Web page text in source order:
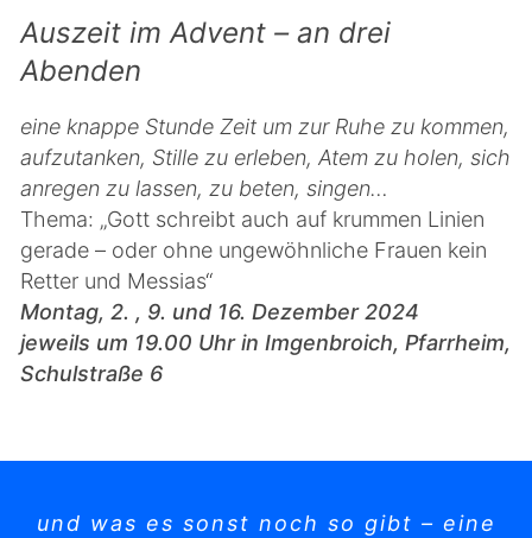
Auszeit im Advent – an drei
Abenden
eine knappe Stunde Zeit um zur Ruhe zu kommen,
aufzutanken, Stille zu erleben, Atem zu holen, sich
anregen zu lassen, zu beten, singen…
Thema: „Gott schreibt auch auf krummen Linien
gerade – oder ohne ungewöhnliche Frauen kein
Retter und Messias“
Montag, 2. , 9. und 16. Dezember 2024
jeweils um 19.00 Uhr in Imgenbroich, Pfarrheim,
Schulstraße 6
und was es sonst noch so gibt – eine